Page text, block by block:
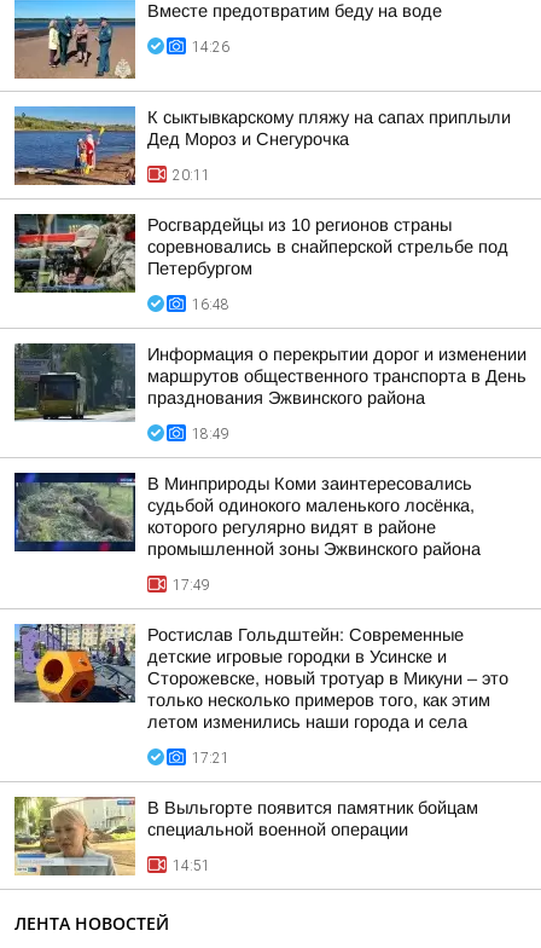
Вместе предотвратим беду на воде
14:26
К сыктывкарскому пляжу на сапах приплыли
Дед Мороз и Снегурочка
20:11
Росгвардейцы из 10 регионов страны
соревновались в снайперской стрельбе под
Петербургом
16:48
Информация о перекрытии дорог и изменении
маршрутов общественного транспорта в День
празднования Эжвинского района
18:49
В Минприроды Коми заинтересовались
судьбой одинокого маленького лосёнка,
которого регулярно видят в районе
промышленной зоны Эжвинского района
17:49
Ростислав Гольдштейн: Современные
детские игровые городки в Усинске и
Сторожевске, новый тротуар в Микуни – это
только несколько примеров того, как этим
летом изменились наши города и села
17:21
В Выльгорте появится памятник бойцам
специальной военной операции
14:51
ЛЕНТА НОВОСТЕЙ